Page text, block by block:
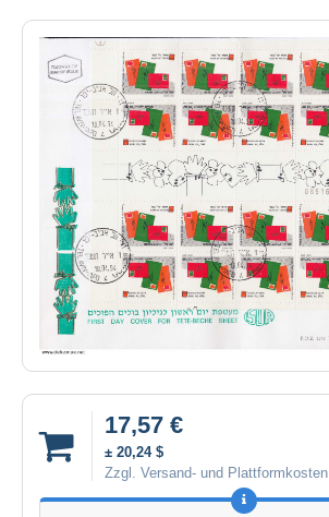
17,57 €
± 20,24 $
Zzgl. Versand- und Plattformkosten